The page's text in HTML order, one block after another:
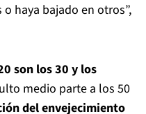
haya bajado en otros”,
son los 30 y los
medio parte a los 50
del envejecimiento